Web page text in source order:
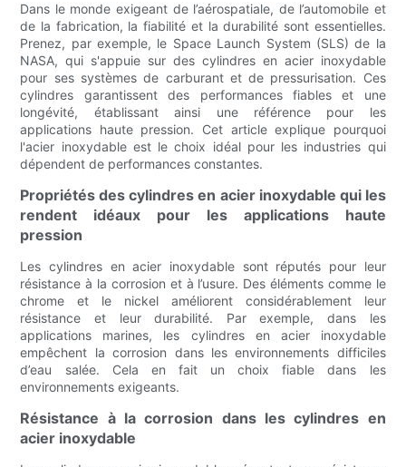
Dans le monde exigeant de l’aérospatiale, de l’automobile et
de la fabrication, la fiabilité et la durabilité sont essentielles.
Prenez, par exemple, le Space Launch System (SLS) de la
NASA, qui s'appuie sur des cylindres en acier inoxydable
pour ses systèmes de carburant et de pressurisation. Ces
cylindres garantissent des performances fiables et une
longévité, établissant ainsi une référence pour les
applications haute pression. Cet article explique pourquoi
l'acier inoxydable est le choix idéal pour les industries qui
dépendent de performances constantes.
Propriétés des cylindres en acier inoxydable qui les
rendent idéaux pour les applications haute
pression
Les cylindres en acier inoxydable sont réputés pour leur
résistance à la corrosion et à l’usure. Des éléments comme le
chrome et le nickel améliorent considérablement leur
résistance et leur durabilité. Par exemple, dans les
applications marines, les cylindres en acier inoxydable
empêchent la corrosion dans les environnements difficiles
d’eau salée. Cela en fait un choix fiable dans les
environnements exigeants.
Résistance à la corrosion dans les cylindres en
acier inoxydable